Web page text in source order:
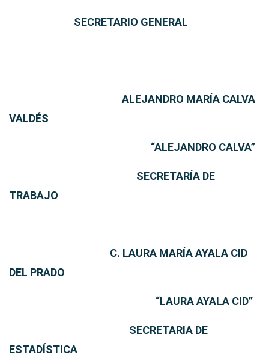
SECRETARIO GENERAL
ALEJANDRO MARÍA CALVA
VALDÉS
“ALEJANDRO CALVA”
SECRETARÍA DE
TRABAJO
C. LAURA MARÍA AYALA CID
DEL PRADO
“LAURA AYALA CID”
SECRETARIA DE
ESTADÍSTICA